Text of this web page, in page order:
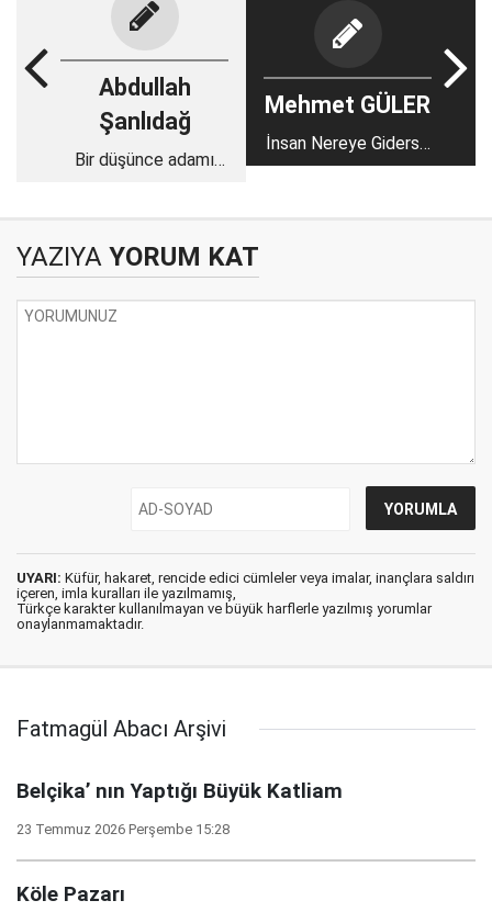
Abdullah
Şanlıdağ
Bir düşünce adamı
Mehmet GÜLER
İnsan Nereye Giderse
Gitsin Kendini de
YAZIYA YORUM KAT
UYARI: Küfür, hakaret, rencide edici cümleler veya imalar, inançlara saldırı
içeren, imla kuralları ile yazılmamış,
Türkçe karakter kullanılmayan ve büyük harflerle yazılmış yorumlar
onaylanmamaktadır.
Fatmagül Abacı Arşivi
Belçika’ nın Yaptığı Büyük Katliam
23 Temmuz 2026 Perşembe 15:28
Köle Pazarı